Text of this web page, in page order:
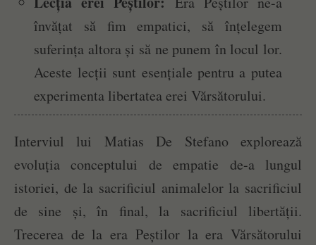
învățat să fim empatici, să înțelegem
suferința altora și să ne punem în locul lor.
Aceste lecții sunt esențiale pentru a putea
experimenta libertatea erei Vărsătorului.
Interviul lui Matias De Stefano explorează
evoluția conceptului de empatie de-a lungul
istoriei, de la sacrificiul animalelor la sacrificiul
de sine și, în final, la sacrificiul libertății.
Trecerea de la era Peștilor la era Vărsătorului